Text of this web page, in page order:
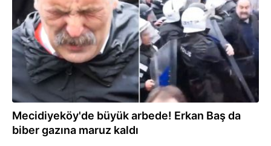
Mecidiyeköy'de büyük arbede! Erkan Baş da
biber gazına maruz kaldı